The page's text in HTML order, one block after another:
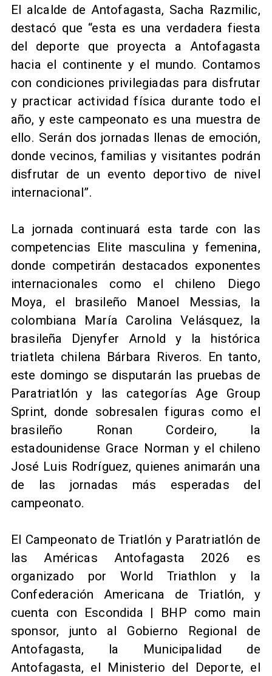
El alcalde de Antofagasta, Sacha Razmilic,
destacó que “esta es una verdadera fiesta
del deporte que proyecta a Antofagasta
hacia el continente y el mundo. Contamos
con condiciones privilegiadas para disfrutar
y practicar actividad física durante todo el
año, y este campeonato es una muestra de
ello. Serán dos jornadas llenas de emoción,
donde vecinos, familias y visitantes podrán
disfrutar de un evento deportivo de nivel
internacional”.
La jornada continuará esta tarde con las
competencias Elite masculina y femenina,
donde competirán destacados exponentes
internacionales como el chileno Diego
Moya, el brasileño Manoel Messias, la
colombiana María Carolina Velásquez, la
brasileña Djenyfer Arnold y la histórica
triatleta chilena Bárbara Riveros. En tanto,
este domingo se disputarán las pruebas de
Paratriatlón y las categorías Age Group
Sprint, donde sobresalen figuras como el
brasileño Ronan Cordeiro, la
estadounidense Grace Norman y el chileno
José Luis Rodríguez, quienes animarán una
de las jornadas más esperadas del
campeonato.
El Campeonato de Triatlón y Paratriatlón de
las Américas Antofagasta 2026 es
organizado por World Triathlon y la
Confederación Americana de Triatlón, y
cuenta con Escondida | BHP como main
sponsor, junto al Gobierno Regional de
Antofagasta, la Municipalidad de
Antofagasta, el Ministerio del Deporte, el